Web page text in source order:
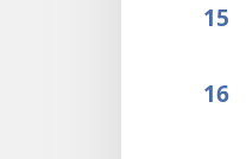
15
16